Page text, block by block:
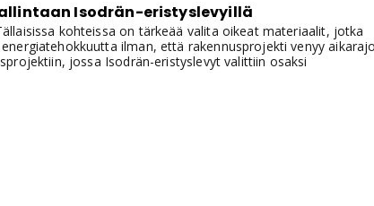
Isodrän-eristyslevyillä
kohteissa on tärkeää valita oikeat materiaalit, jotka
ilman, että rakennusprojekti venyy
jossa Isodrän-eristyslevyt valittiin osaksi